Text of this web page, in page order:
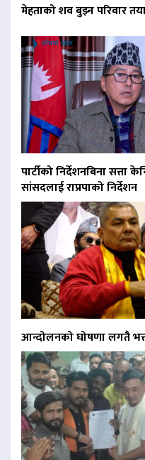
मेहताको शव बुझ्न परिवार
पार्टीको निर्देशनबिना सत्ता
सांसदलाई राप्रपाको निर्देशन
आन्दोलनको घोषणा लगतै